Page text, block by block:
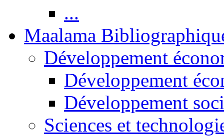
...
Maalama
Développement
Développement
Développement
Sciences et